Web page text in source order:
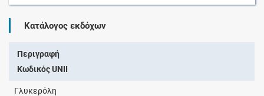
Κατάλογος εκδόχων
Περιγραφή
Κωδικός UNII
Γλυκερόλη